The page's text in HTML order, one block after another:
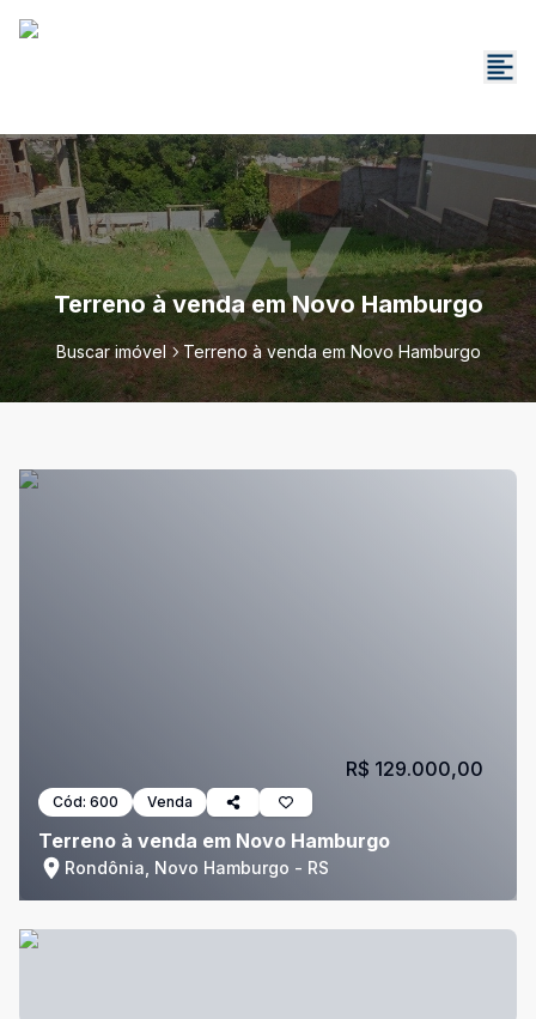
Terreno à venda em Novo Hamburgo
Buscar imóvel Terreno à venda em Novo Hamburgo
Cód: 600 Venda
Terreno à venda em Novo Hamburgo
Rondônia, Novo Hamburgo - RS
R$ 129.000,00